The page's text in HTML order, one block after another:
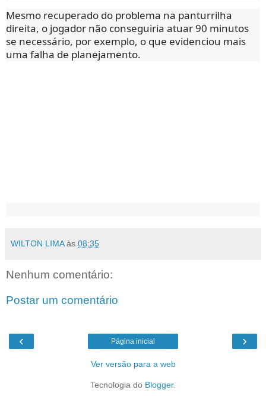
Mesmo recuperado do problema na panturrilha
direita, o jogador não conseguiria atuar 90 minutos
se necessário, por exemplo, o que evidenciou mais
uma falha de planejamento.
WILTON LIMA às 08:35
Nenhum comentário:
Postar um comentário
‹ ›
Página inicial
Ver versão para a web
Tecnologia do Blogger.